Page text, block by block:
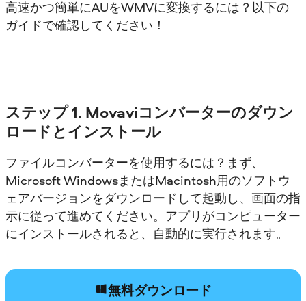
高速かつ簡単にAUをWMVに変換するには？以下の
ガイドで確認してください！
ステップ 1. Movaviコンバーターのダウン
ロードとインストール
ファイルコンバーターを使用するには？まず、
Microsoft WindowsまたはMacintosh用のソフトウ
ェアバージョンをダウンロードして起動し、画面の指
示に従って進めてください。アプリがコンピューター
にインストールされると、自動的に実行されます。
無料ダウンロード